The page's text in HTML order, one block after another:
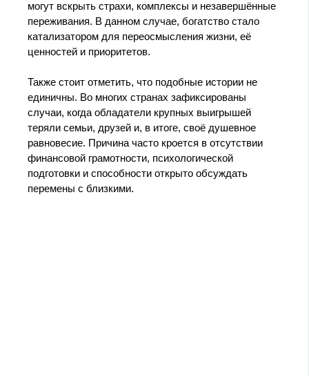
могут вскрыть страхи, комплексы и незавершённые
переживания. В данном случае, богатство стало
катализатором для переосмысления жизни, её
ценностей и приоритетов.
Также стоит отметить, что подобные истории не
единичны. Во многих странах зафиксированы
случаи, когда обладатели крупных выигрышей
теряли семьи, друзей и, в итоге, своё душевное
равновесие. Причина часто кроется в отсутствии
финансовой грамотности, психологической
подготовки и способности открыто обсуждать
перемены с близкими.